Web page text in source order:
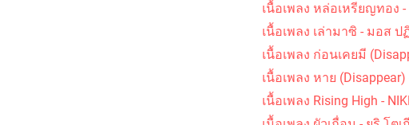
เนื้อเพลง หล่อเหรียญทอง
เนื้อเพลง เล่ามาซิ - มอส
เนื้อเพลง ก่อนเคยมี
เนื้อเพลง หาย (Disappear)
เนื้อเพลง Rising High -